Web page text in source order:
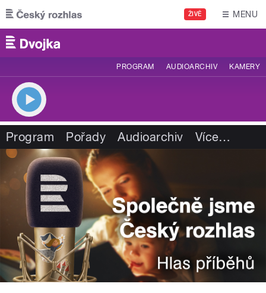
Přejít k hlavnímu obsahu
ŽIVĚ MENU
PROGRAM AUDIOARCHIV KAMERY
Program Pořady Audioarchiv Více…